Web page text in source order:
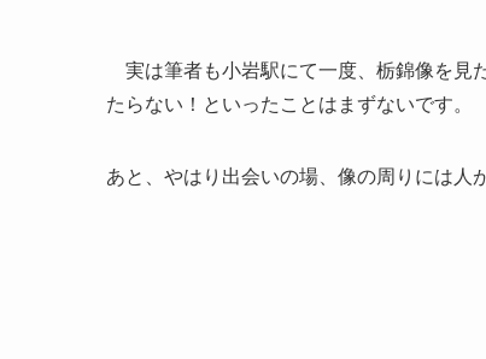
実は筆者も小岩駅にて一度、栃錦像を見
たらない！といったことはまずないです。
あと、やはり出会いの場、像の周りには人